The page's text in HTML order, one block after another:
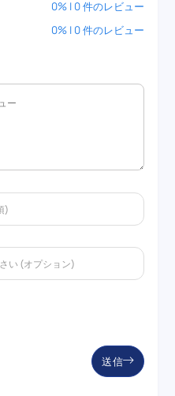
0% | 0 件のレビュー
0% | 0 件のレビュー
送信